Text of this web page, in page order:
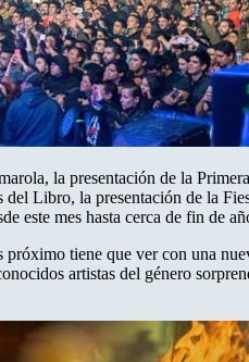
la presentación de la
Libro, la presentación de la
este mes hasta cerca de fin de
próximo tiene que ver con una
artistas del género